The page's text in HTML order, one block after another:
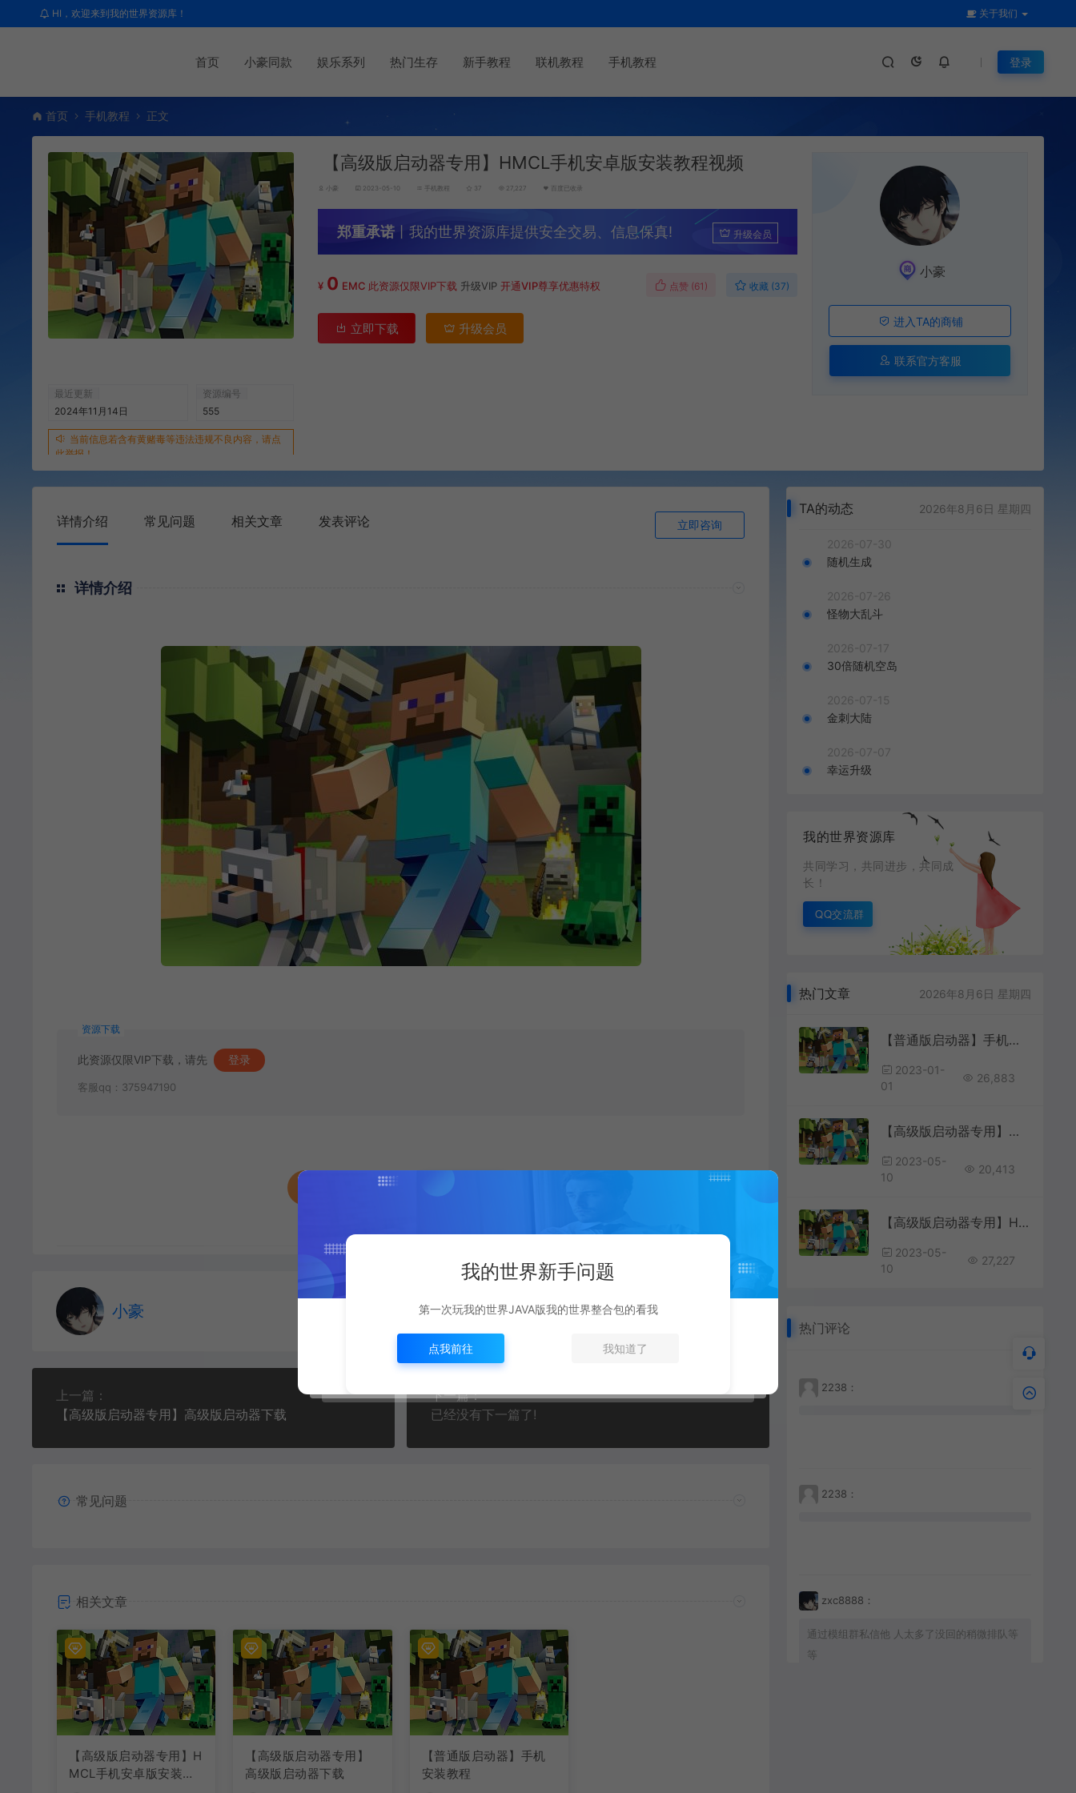
HI，欢迎来到我的世界资源库！ 关于我们
首页 小豪同款 娱乐系列 热门生存 新手教程 联机教程 手机教程 登录
首页 手机教程 正文
最近更新
2024年11月14日
资源编号
555
当前信息若含有黄赌毒等违法违规不良内容，请点
此举报！
【高级版启动器专用】HMCL手机安卓版安装教程视频
小豪 2023-05-10 手机教程 37 27,227 百度已收录
郑重承诺 丨我的世界资源库提供安全交易、信息保真! 升级会员
¥ 0 EMC 此资源仅限VIP下载 升级VIP 开通VIP尊享优惠特权 点赞 (61 ) 收藏 (37)
立即下载 升级会员
小豪
进入TA的商铺
联系官方客服
详情介绍 常见问题 相关文章 发表评论 立即咨询
详情介绍
资源下载
此资源仅限VIP下载，请先 登录
客服qq：375947190
点赞 (
小豪 复制本文链接
上一篇：
【高级版启动器专用】高级版启动器下载
下一篇：
已经没有下一篇了!
常见问题
相关文章
【高级版启动器专用】H
MCL手机安卓版安装教
【高级版启动器专用】
高级版启动器下载
【普通版启动器】手机
安装教程
TA的动态 2026年8月6日 星期四
2026-07-30
随机生成
2026-07-26
怪物大乱斗
2026-07-17
30倍随机空岛
2026-07-15
金刺大陆
2026-07-07
幸运升级
我的世界资源库
共同学习，共同进步，共同成
长！
QQ交流群
热门文章 2026年8月6日 星期四
【普通版启动器】手机安装教程
2023-01-
01
26,883
【高级版启动器专用】高级版启动器下载
2023-05-
10
20,413
【高级版启动器专用】HMCL手机安卓版安装教程视频
2023-05-
10
27,227
热门评论
2238：
2238：
zxc8888：
通过模组群私信他 人太多了没回的稍微排队等
等
我的世界新手问题
第一次玩我的世界JAVA版我的世界整合包的看我
点我前往 我知道了